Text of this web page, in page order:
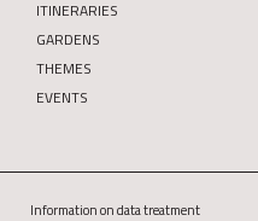
ITINERARIES
GARDENS
THEMES
EVENTS
Information on data treatment